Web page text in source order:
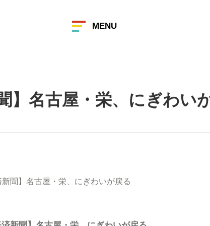
MENU
】名古屋・栄、にぎわい
聞】名古屋・栄、にぎわいが戻る